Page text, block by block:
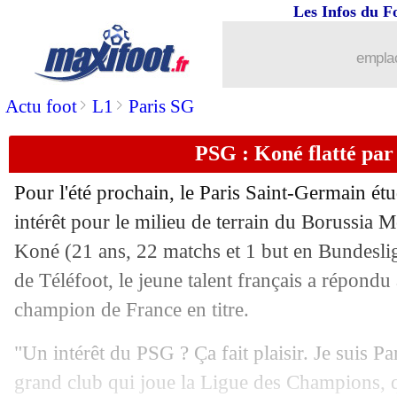
Actu foot> L1 > Paris SG
Les Infos du
PSG : Koné flatté
Pour l'été prochain, le Paris Saint-Germain
intérêt pour le milieu de terrain du Borussia
Koné (21 ans, 22 matchs et 1 but en
de Téléfoot, le jeune talent français a répondu
champion de France en titre.
"Un intérêt du PSG ? Ça fait plaisir. Je suis
grand club qui joue la Ligue des Champions,
: pas de date de retour pour
11/03 Ang.: Chelsea et Tottenham font le
11/03 Nice: Digard maintient la pression
11/03 L2: Sochaux et Bordeaux dos à dos
11/03 Juve : Pogba n'est plus puni
11/03 L1: Auxerre-Rennes, les compos
Esp. : le Real renverse l'Espanyol